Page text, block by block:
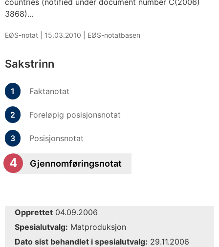
countries (notified under document number C(2006)
3868)...
EØS-notat | 15.03.2010 EØS-notatbasen
Sakstrinn
Faktanotat
Foreløpig posisjonsnotat
Posisjonsnotat
Gjennomføringsnotat
Opprettet 04.09.2006
Spesialutvalg: Matproduksjon
Dato sist behandlet i spesialutvalg: 29.11.2006